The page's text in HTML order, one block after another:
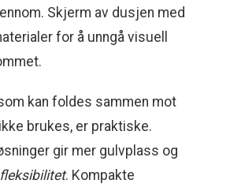
Skjerm av dusjen med
for å unngå visuell
kan foldes sammen mot
brukes, er praktiske.
gir mer gulvplass og
fleksibilitet. Kompakte